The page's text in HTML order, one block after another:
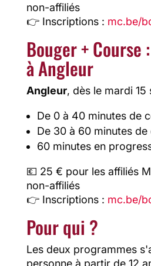
non-affiliés
👉 Inscriptions : mc.be/
Bouger + Course
à Angleur
Angleur, dès le mardi 15
De 0 à 40 minutes de
De 30 à 60 minutes de
60 minutes en
💶 25 € pour les affiliés
non-affiliés
👉 Inscriptions : mc.be/
Pour qui ?
Les deux programmes
personne à partir de 12